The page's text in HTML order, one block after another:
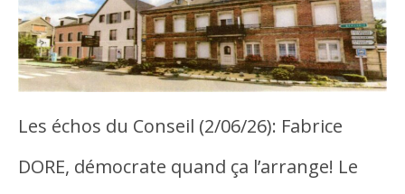
Les échos du Conseil (2/06/26): Fabrice
DORE, démocrate quand ça l’arrange! Le